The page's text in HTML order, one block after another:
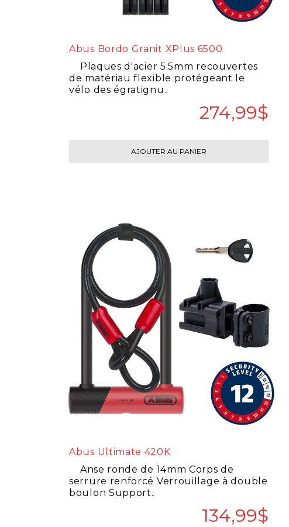
Abus Bordo Granit XPlus 6500
Plaques d'acier 5.5mm recouvertes
de matériau flexible protégeant le
vélo des égratignu..
274,99$
AJOUTER AU PANIER
Abus Ultimate 420K
Anse ronde de 14mm Corps de
serrure renforcé Verrouillage à double
boulon Support..
134,99$